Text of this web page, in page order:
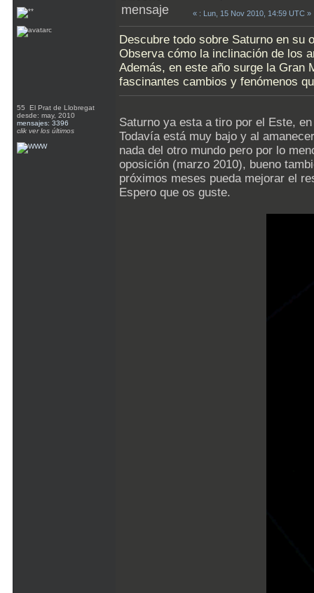
55 El Prat de Llobregat
desde: may, 2010
mensajes: 3396
clik ver los últimos
« : Lun, 15 Nov 2010, 14:59 UTC »
Descubre todo sobre Saturno en su
Observa cómo la inclinación de los
Además, en este año surge la Gran
fascinantes cambios y fenómenos
Saturno ya esta a tiro por el Este,
Todavía está muy bajo y al
nada del otro mundo pero por lo
oposición (marzo 2010), bueno
próximos meses pueda mejorar el
Espero que os guste.